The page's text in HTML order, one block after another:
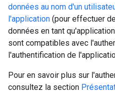
données au nom d'un
l'application (pour effectuer
données en tant
sont compatibles avec
l'authentification de
Pour en savoir plus sur
consultez la section